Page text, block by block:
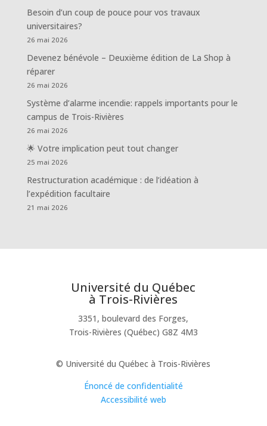
Besoin d’un coup de pouce pour vos travaux
universitaires?
26 mai 2026
Devenez bénévole – Deuxième édition de La Shop à
réparer
26 mai 2026
Système d’alarme incendie: rappels importants pour le
campus de Trois-Rivières
26 mai 2026
🌟 Votre implication peut tout changer
25 mai 2026
Restructuration académique : de l’idéation à
l’expédition facultaire
21 mai 2026
Université du Québec
à Trois-Rivières
3351, boulevard des Forges,
Trois-Rivières (Québec) G8Z 4M3
© Université du Québec à Trois-Rivières
Énoncé de confidentialité
Accessibilité web